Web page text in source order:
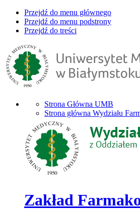
Przejdź do menu głównego
Przejdź do menu podstrony
Przejdź do treści
Strona Główna UMB
Strona główna Wydziału
Zakład